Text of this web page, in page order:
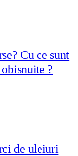
Cu ce sunt
?
de uleiuri